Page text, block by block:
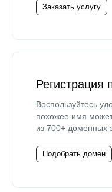
Заказать услугу
Регистрация
Воспользуйтесь
похожее имя
из 700+ доменных
Подобрать домен